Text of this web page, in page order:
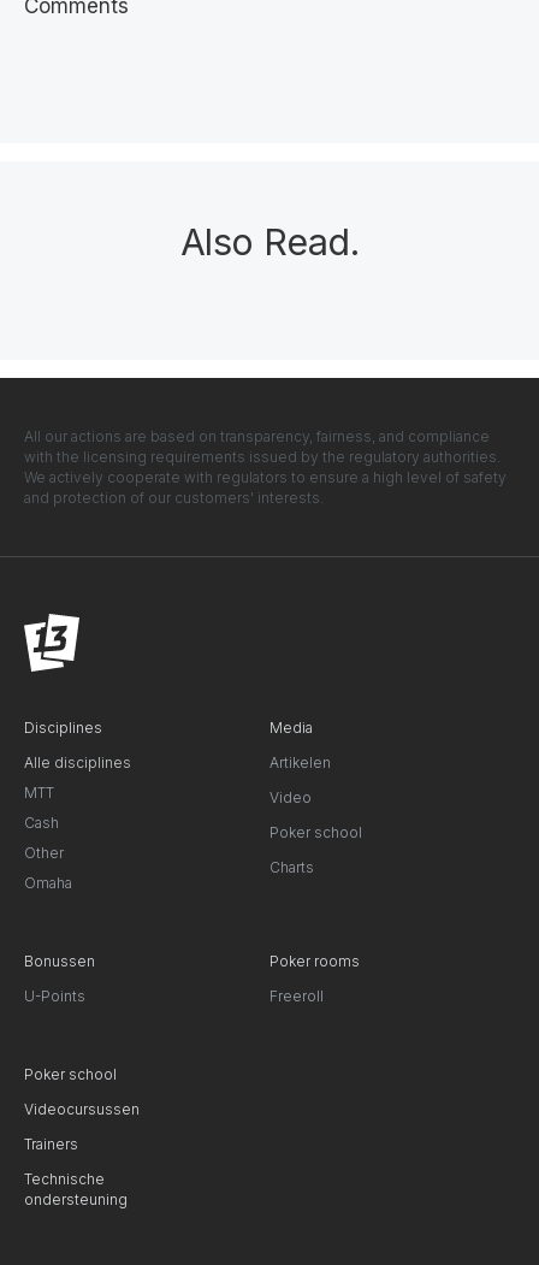
Comments
Also Read.
All our actions are based on transparency, fairness, and compliance
with the licensing requirements issued by the regulatory authorities.
We actively cooperate with regulators to ensure a high level of safety
and protection of our customers' interests.
Disciplines
Alle disciplines
MTT
Cash
Other
Omaha
Media
Artikelen
Video
Poker school
Charts
Bonussen
U-Points
Poker rooms
Freeroll
Poker school
Videocursussen
Trainers
Technische
ondersteuning